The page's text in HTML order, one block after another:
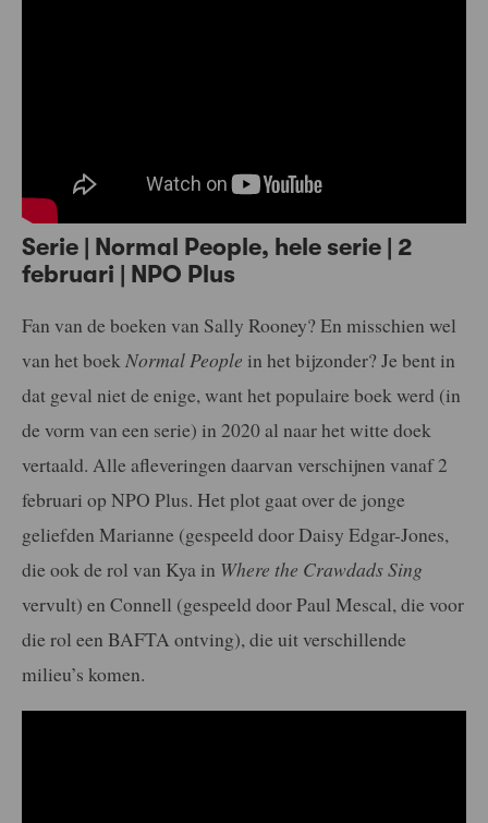
Serie | Normal People, hele serie | 2
februari | NPO Plus
Fan van de boeken van Sally Rooney? En misschien wel
van het boekNormal People in het bijzonder? Je bent in
dat geval niet de enige, want het populaire boek werd (in
de vorm van een serie) in 2020 al naar het witte doek
vertaald. Alle afleveringen daarvan verschijnen vanaf 2
februari op NPO Plus. Het plot gaat over de jonge
geliefden Marianne (gespeeld door Daisy Edgar-Jones,
die ook de rol van Kya in Where the Crawdads Sing
vervult) en Connell (gespeeld door Paul Mescal, die voor
die rol een BAFTA ontving), die uit verschillende
milieu’s komen.